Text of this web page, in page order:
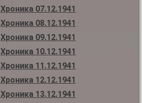
Хроника 07.12.1941
Хроника 08.12.1941
Хроника 09.12.1941
Хроника 10.12.1941
Хроника 11.12.1941
Хроника 12.12.1941
Хроника 13.12.1941